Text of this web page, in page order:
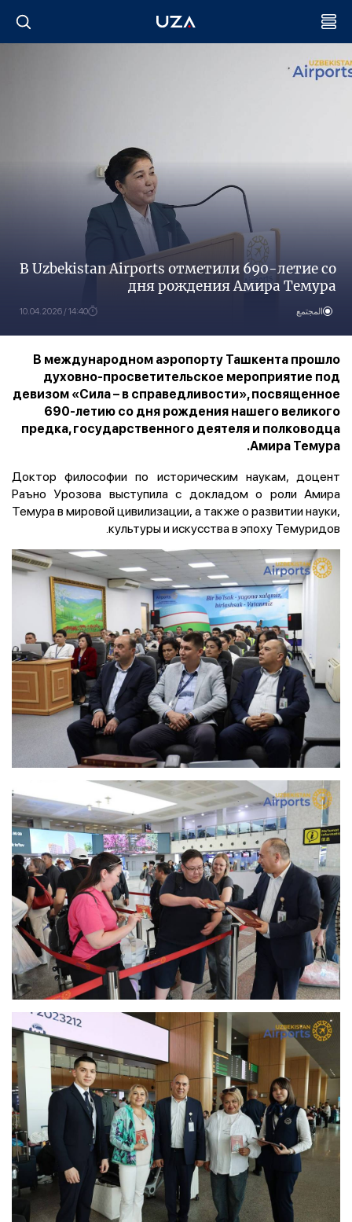
В Uzbekistan Airports отметили 690-летие со
дня рождения Амира Темура
المجتمع 14:40 / 10.04.2026
В международном аэропорту Ташкента прошло
духовно-просветительское мероприятие под
девизом «Сила – в справедливости», посвященное
690-летию со дня рождения нашего великого
предка, государственного деятеля и полководца
Амира Темура.
Доктор философии по историческим наукам, доцент
Раъно Урозова выступила с докладом о роли Амира
Темура в мировой цивилизации, а также о развитии науки,
культуры и искусства в эпоху Темуридов.